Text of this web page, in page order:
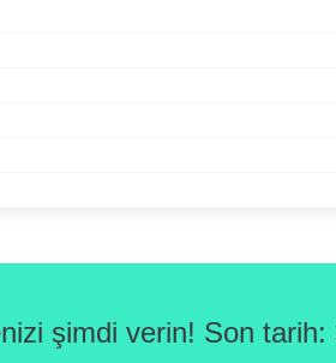
şimdi verin! Son